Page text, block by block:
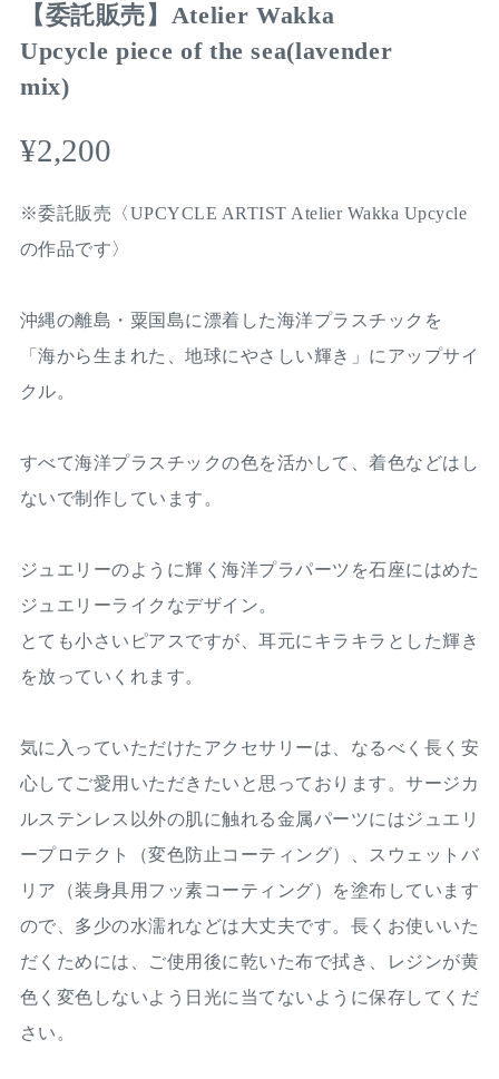
【委託販売】Atelier Wakka
Upcycle piece of the sea(lavender
mix)
¥2,200
※委託販売〈UPCYCLE ARTIST Atelier Wakka Upcycle
の作品です〉
沖縄の離島・粟国島に漂着した海洋プラスチックを
「海から生まれた、地球にやさしい輝き」にアップサイ
クル。
すべて海洋プラスチックの色を活かして、着色などはし
ないで制作しています。
ジュエリーのように輝く海洋プラパーツを石座にはめた
ジュエリーライクなデザイン。
とても小さいピアスですが、耳元にキラキラとした輝き
を放っていくれます。
気に入っていただけたアクセサリーは、なるべく長く安
心してご愛用いただきたいと思っております。サージカ
ルステンレス以外の肌に触れる金属パーツにはジュエリ
ープロテクト（変色防止コーティング）、スウェットバ
リア（装身具用フッ素コーティング）を塗布しています
ので、多少の水濡れなどは大丈夫です。長くお使いいた
だくためには、ご使用後に乾いた布で拭き、レジンが黄
色く変色しないよう日光に当てないように保存してくだ
さい。